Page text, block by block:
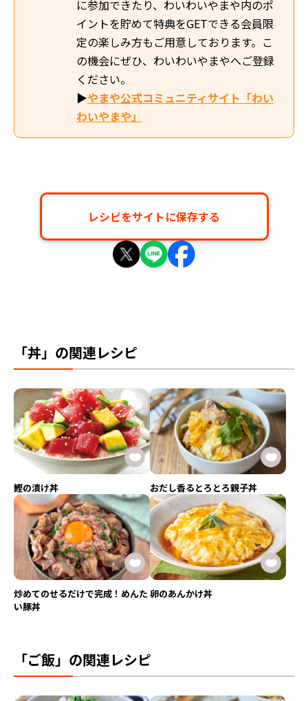
に参加できたり、わいわいやまや内のポ
イントを貯めて特典をGETできる会員限
定の楽しみ方もご用意しております。こ
の機会にぜひ、わいわいやまやへご登録
ください。
▶やまや公式コミュニティサイト「わい
わいやまや」
レシピをサイトに保存する
「丼」の関連レシピ
鰹の漬け丼 おだし香るとろとろ親子丼
炒めてのせるだけで完成！めんた
い豚丼
卵のあんかけ丼
「ご飯」の関連レシピ